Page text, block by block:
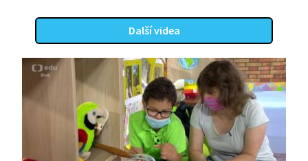
Další videa